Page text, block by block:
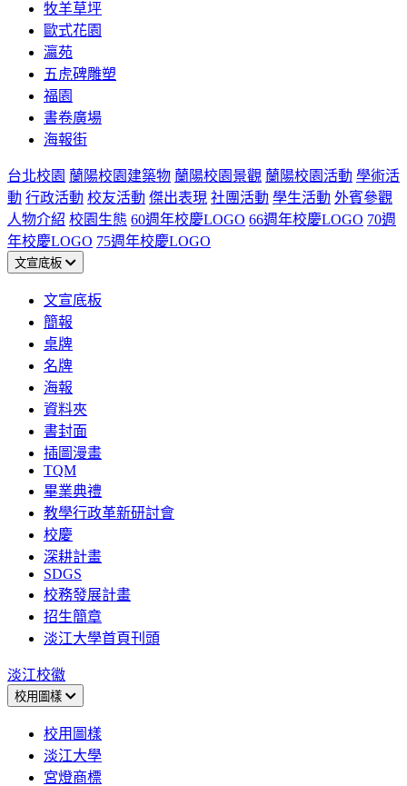
牧羊草坪
歐式花園
瀛苑
五虎碑雕塑
福園
書卷廣場
海報街
台北校園 蘭陽校園建築物 蘭陽校園景觀 蘭陽校園活動 學術活
動 行政活動 校友活動 傑出表現 社團活動 學生活動 外賓參觀
人物介紹 校園生態 60週年校慶LOGO 66週年校慶LOGO 70週
年校慶LOGO 75週年校慶LOGO
文宣底板
文宣底板
簡報
桌牌
名牌
海報
資料夾
書封面
插圖漫畫
TQM
畢業典禮
教學行政革新研討會
校慶
深耕計畫
SDGS
校務發展計畫
招生簡章
淡江大學首頁刊頭
淡江校徽
校用圖樣
校用圖樣
淡江大學
宮燈商標